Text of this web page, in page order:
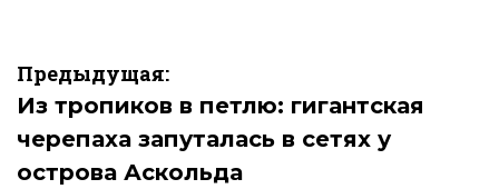
Навигация
по
записям
Предыдущая:
Из тропиков в петлю: гигантская
черепаха запуталась в сетях у
острова Аскольда